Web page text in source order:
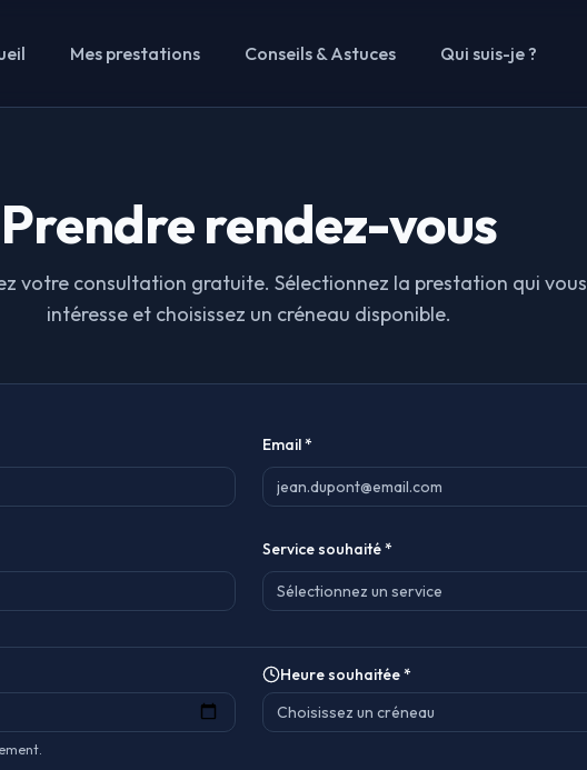
Mes prestations Conseils & Astuces Qui suis-je ?
Prendre rendez-vous
votre consultation gratuite. Sélectionnez la prestation qui vous
intéresse et choisissez un créneau disponible.
Email *
Service souhaité *
Sélectionnez un service
Heure souhaitée *
Choisissez un créneau